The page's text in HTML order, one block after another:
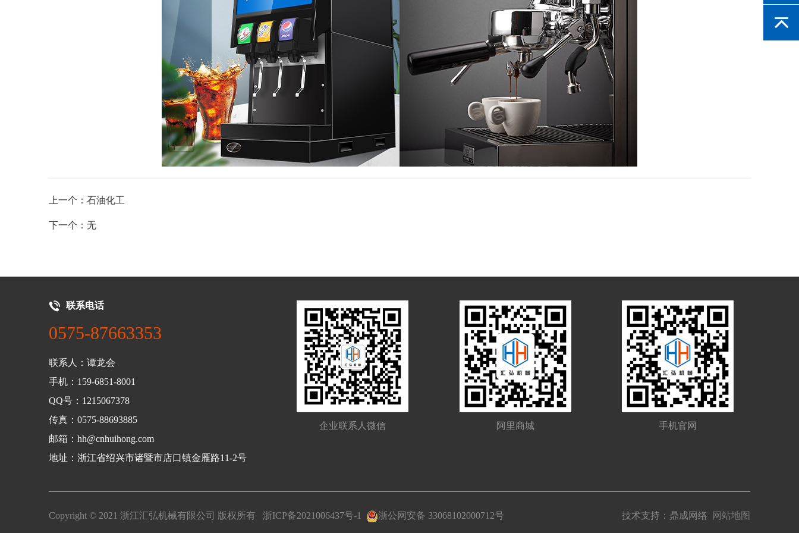
上一个：石油化工
下一个：无
联系电话
0575-87663353
联系人：谭龙会
手机：159-6851-8001
QQ号：1215067378
传真：0575-88693885
邮箱：hh@cnhuihong.com
地址：浙江省绍兴市诸暨市店口镇金雁路11-2号
企业联系人微信 阿里商城 手机官网
Copyright © 2021 浙江汇弘机械有限公司 版权所有 浙ICP备2021006437号-1 浙公网安备 33068102000712号 技术支持： 鼎成网络 网站地图